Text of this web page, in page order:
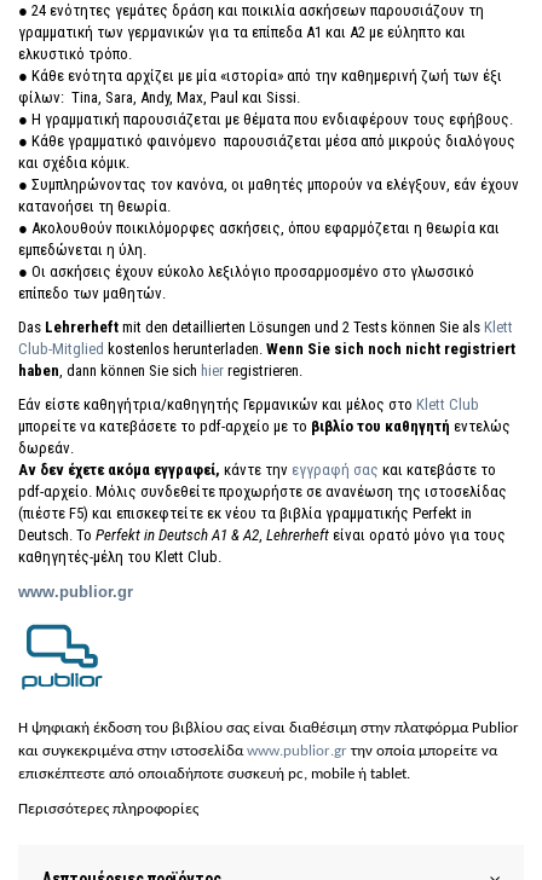
● 24 ενότητες γεμάτες δράση και ποικιλία ασκήσεων παρουσιάζουν τη
γραμματική των γερμανικών για τα επίπεδα Α1 και Α2 με εύληπτο και
ελκυστικό τρόπο.
● Κάθε ενότητα αρχίζει με μία «ιστορία» από την καθημερινή ζωή των έξι
φίλων: Tina, Sara, Andy, Max, Paul και Sissi.
● Η γραμματική παρουσιάζεται με θέματα που ενδιαφέρουν τους εφήβους.
● Κάθε γραμματικό φαινόμενο παρουσιάζεται μέσα από μικρούς διαλόγους
και σχέδια κόμικ.
● Συμπληρώνοντας τον κανόνα, οι μαθητές μπορούν να ελέγξουν, εάν έχουν
κατανοήσει τη θεωρία.
● Ακολουθούν ποικιλόμορφες ασκήσεις, όπου εφαρμόζεται η θεωρία και
εμπεδώνεται η ύλη.
● Οι ασκήσεις έχουν εύκολο λεξιλόγιο προσαρμοσμένο στο γλωσσικό
επίπεδο των μαθητών.
Das Lehrerheft mit den detaillierten Lösungen und 2 Tests können Sie als Klett
Club-Mitglied kostenlos herunterladen. Wenn Sie sich noch nicht registriert
haben, dann können Sie sich hier registrieren.
Εάν είστε καθηγήτρια/καθηγητής Γερμανικών και μέλος στο Klett Club
μπορείτε να κατεβάσετε το pdf-αρχείο με το βιβλίο του καθηγητή εντελώς
δωρεάν.
Αν δεν έχετε ακόμα εγγραφεί, κάντε την εγγραφή σας και κατεβάστε το
pdf-αρχείο. Μόλις συνδεθείτε προχωρήστε σε ανανέωση της ιστοσελίδας
(πιέστε F5) και επισκεφτείτε εκ νέου τα βιβλία γραμματικής Perfekt in
Deutsch. Το Perfekt in DeutschA1 & A2, Lehrerheft είναι ορατό μόνο για τους
καθηγητές-μέλη του Klett Club.
www.pu blior.gr
H ψηφιακή έκδοση του βιβλίου σας είναι διαθέσιμη στην πλατφόρμα Publior
και συγκεκριμένα στην ιστοσελίδαwww.publior.grτην οποία μπορείτε να
επισκέπτεστε από οποιαδήποτε συσκευή pc, mobile ή tablet.
Περισσότερες πληροφορίες